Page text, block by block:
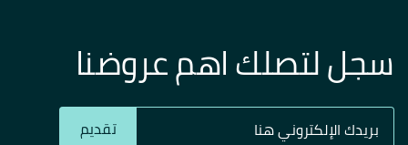
سجل لتصلك اهم عروضنا
تقديم